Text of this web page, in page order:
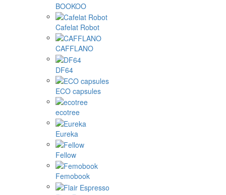
BOOKOO
Cafelat Robot
CAFFLANO
DF64
ECO capsules
ecotree
Eureka
Fellow
Femobook